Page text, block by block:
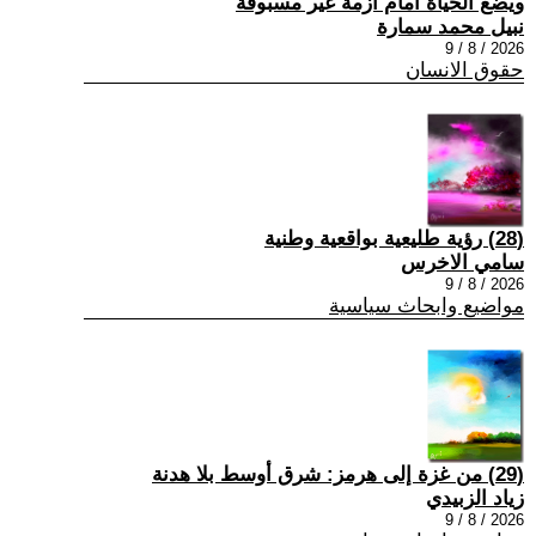
نبيل محمد سمارة
2026 / 8 / 9
حقوق الانسان
(28) رؤية طليعية بواقعية وطنية
سامي الاخرس
2026 / 8 / 9
مواضيع وابحاث سياسية
(29) من غزة إلى هرمز: شرق أوسط بلا هدنة
زياد الزبيدي
2026 / 8 / 9